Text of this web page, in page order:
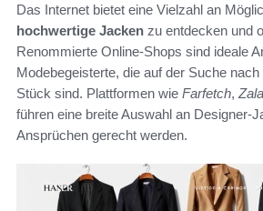
Das Internet bietet eine Vielzahl an
hochwertige Jacken zu entdecken und
Renommierte Online-Shops sind ideale
Modebegeisterte, die auf der Suche
Stück sind. Plattformen wie Farfetch,
führen eine breite Auswahl an Designer-
Ansprüchen gerecht werden.